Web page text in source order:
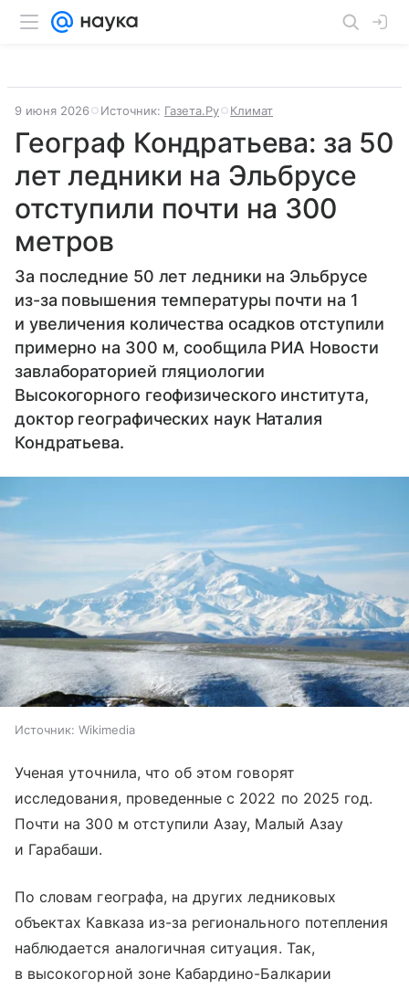
9 июня 2026 Источник: Газета.Ру Климат
Географ Кондратьева: за 50
лет ледники на Эльбрусе
отступили почти на 300
метров
За последние 50 лет ледники на Эльбрусе
из-за повышения температуры почти на 1
и увеличения количества осадков отступили
примерно на 300 м, сообщила РИА Новости
завлабораторией гляциологии
Высокогорного геофизического института,
доктор географических наук Наталия
Кондратьева.
Источник: Wikimedia
Ученая уточнила, что об этом говорят
исследования, проведенные с 2022 по 2025 год.
Почти на 300 м отступили Азау, Малый Азау
и Гарабаши.
По словам географа, на других ледниковых
объектах Кавказа из-за регионального потепления
наблюдается аналогичная ситуация. Так,
в высокогорной зоне Кабардино-Балкарии